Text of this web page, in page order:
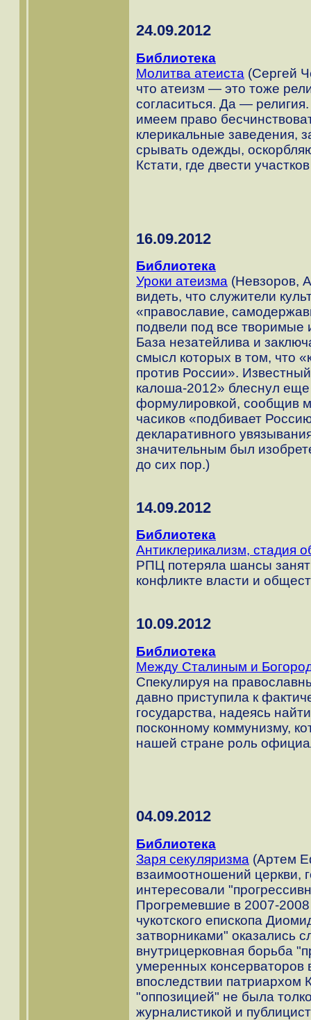
24.09.2012
Библиотека
Молитва атеиста (Сергей
что атеизм — это тоже
согласиться. Да —
имеем право
клерикальные заведения,
срывать одежды,
Кстати, где двести
16.09.2012
Библиотека
Уроки атеизма (Невзоров,
видеть, что служители
«православие,
подвели под все творимые
База незатейлива и
смысл которых в том, что
против России».
калоша-2012» блеснул
формулировкой, сообщив
часиков «подбивает
декларативного
значительным был
до сих пор.)
14.09.2012
Библиотека
Антиклерикализм, стадия
РПЦ потеряла шансы
конфликте власти и
10.09.2012
Библиотека
Между Сталиным и
Спекулируя на
давно приступила к
государства, надеясь
посконному коммунизму,
нашей стране роль
04.09.2012
Библиотека
Заря секуляризма (Артем
взаимоотношений церкви,
интересовали
Прогремевшие в 2007-
чукотского епископа
затворниками" оказались
внутрицерковная борьба
умеренных консерваторов
впоследствии патриархом
"оппозицией" не была
журналистикой и